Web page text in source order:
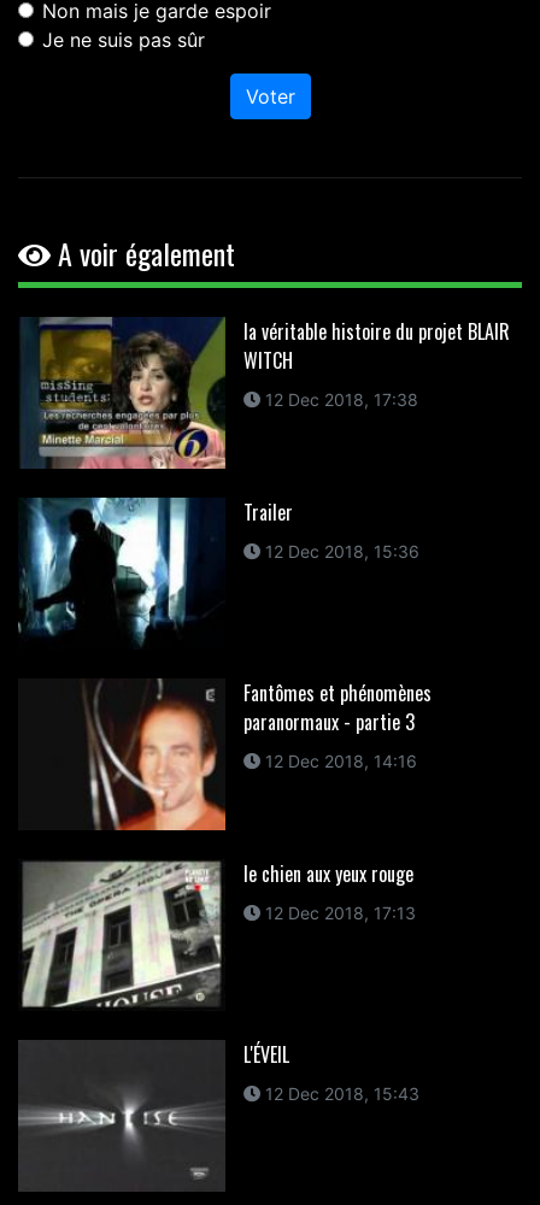
Non mais je garde espoir
Je ne suis pas sûr
Voter
A voir également
la véritable histoire du projet BLAIR
WITCH
12 Dec 2018, 17:38
Trailer
12 Dec 2018, 15:36
Fantômes et phénomènes
paranormaux - partie 3
12 Dec 2018, 14:16
le chien aux yeux rouge
12 Dec 2018, 17:13
L'ÉVEIL
12 Dec 2018, 15:43